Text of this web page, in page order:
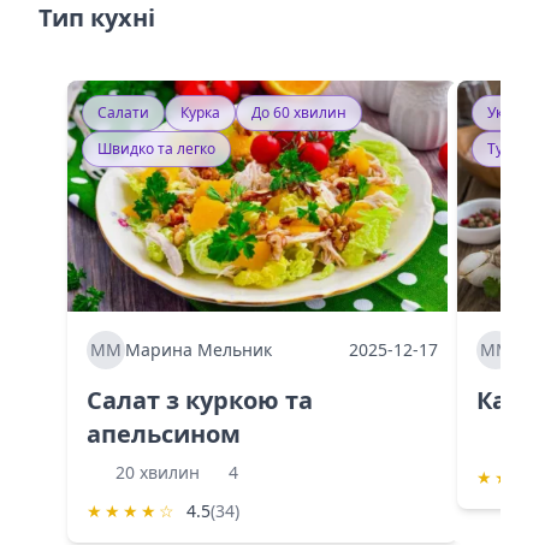
Тип кухні
Салати Курка
До 60 хвилин
Швидко та легко
ММ Марина Мельник 2025-12-17
Салат з куркою та
апельсином
20 хвилин
4
★ ★ ★ ★ ☆ 4.5(34)
ММ
★ ★